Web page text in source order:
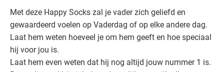
Met deze Happy Socks zal je vader zich geliefd en
gewaardeerd voelen op Vaderdag of op elke andere dag.
Laat hem weten hoeveel je om hem geeft en hoe speciaal
hij voor jou is.
Laat hem even weten dat hij nog altijd jouw nummer 1 is.